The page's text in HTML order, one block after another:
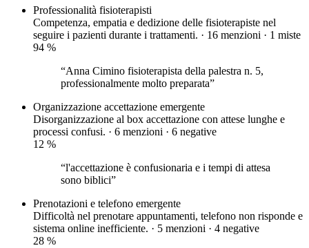
Professionalità fisioterapisti
Competenza, empatia e dedizione delle fisioterapiste nel
seguire i pazienti durante i trattamenti. · 16 menzioni · 1 miste
94 %
“Anna Cimino fisioterapista della palestra n. 5,
professionalmente molto preparata”
Organizzazione accettazione emergente
Disorganizzazione al box accettazione con attese lunghe e
processi confusi. · 6 menzioni · 6 negative
12 %
“l'accettazione è confusionaria e i tempi di attesa
sono biblici”
Prenotazioni e telefono emergente
Difficoltà nel prenotare appuntamenti, telefono non risponde e
sistema online inefficiente. · 5 menzioni · 4 negative
28 %